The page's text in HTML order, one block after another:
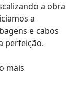
a obra
a
e cabos
perfeição.
mais